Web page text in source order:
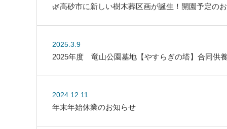
🌿高砂市に新しい樹木葬区画が誕生！開園予定の
2025.3.9
2025年度 竜山公園墓地【やすらぎの塔】合同供
2024.12.11
年末年始休業のお知らせ